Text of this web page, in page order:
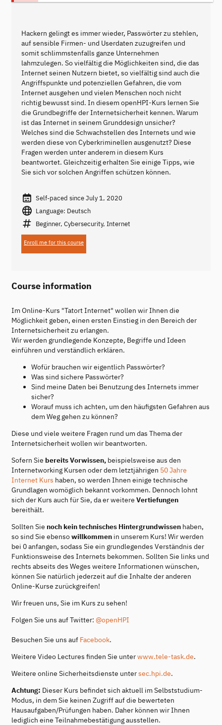
Hackern gelingt es immer wieder, Passwörter zu stehlen,
auf sensible Firmen- und Userdaten zuzugreifen und
somit schlimmstenfalls ganze Unternehmen
lahmzulegen. So vielfältig die Möglichkeiten sind, die das
Internet seinen Nutzern bietet, so vielfältig sind auch die
Angriffspunkte und potenziellen Gefahren, die vom
Internet ausgehen und vielen Menschen noch nicht
richtig bewusst sind. In diesem openHPI-Kurs lernen Sie
die Grundbegriffe der Internetsicherheit kennen. Warum
ist das Internet in seinem Grunddesign unsicher?
Welches sind die Schwachstellen des Internets und wie
werden diese von Cyberkriminellen ausgenutzt? Diese
Fragen werden unter anderem in diesem Kurs
beantwortet. Gleichzeitig erhalten Sie einige Tipps, wie
Sie sich vor solchen Angriffen schützen können.
Self-paced since July 1, 2020
Language: Deutsch
Beginner, Cybersecurity, Internet
Enroll me for this course
Course information
Im Online-Kurs "Tatort Internet" wollen wir Ihnen die
Möglichkeit geben, einen ersten Einstieg in den Bereich der
Internetsicherheit zu erlangen.
Wir werden grundlegende Konzepte, Begriffe und Ideen
einführen und verständlich erklären.
Wofür brauchen wir eigentlich Passwörter?
Was sind sichere Passwörter?
Sind meine Daten bei Benutzung des Internets immer
sicher?
Worauf muss ich achten, um den häufigsten Gefahren aus
dem Weg gehen zu können?
Diese und viele weitere Fragen rund um das Thema der
Internetsicherheit wollen wir beantworten.
Sofern Sie bereits Vorwissen, beispielsweise aus den
Internetworking Kursen oder dem letztjährigen 50 Jahre
Internet Kurs haben, so werden Ihnen einige technische
Grundlagen womöglich bekannt vorkommen. Dennoch lohnt
sich der Kurs auch für Sie, da er weitere Vertiefungen
bereithält.
Sollten Sie noch kein technisches Hintergrundwissen haben,
so sind Sie ebensowillkommen in unserem Kurs! Wir werden
bei 0 anfangen, sodass Sie ein grundlegendes Verständnis der
Funktionsweise des Internets bekommen. Sollten Sie links und
rechts abseits des Weges weitere Informationen wünschen,
können Sie natürlich jederzeit auf die Inhalte der anderen
Online-Kurse zurückgreifen!
Wir freuen uns, Sie im Kurs zu sehen!
Folgen Sie uns auf Twitter: @openHPI
Besuchen Sie uns auf Facebook.
Weitere Video Lectures finden Sie unterwww.tele-task.de.
Weitere online Sicherheitsdienste untersec.hpi.de.
Achtung: Dieser Kurs befindet sich aktuell im Selbststudium-
Modus, in dem Sie keinen Zugriff auf die bewerteten
Hausaufgaben/Prüfungen haben. Daher können wir Ihnen
lediglich eine Teilnahmebestätigung ausstellen.